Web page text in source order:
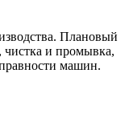
Плановый
чистка и промывка,
машин.